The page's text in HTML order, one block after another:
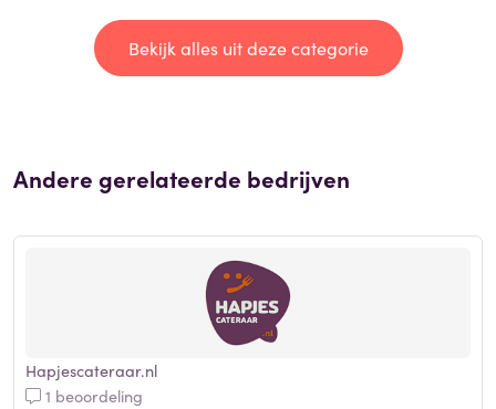
Bekijk alles uit deze categorie
Andere gerelateerde bedrijven
Hapjescateraar.nl
1 beoordeling